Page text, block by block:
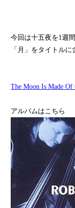
今回は十五夜を1週
「月」をタイトル
The Moon Is Made Of
アルバムはこちら